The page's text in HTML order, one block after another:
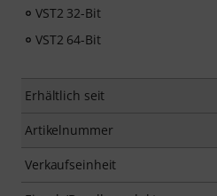
VST2 32-Bit
VST2 64-Bit
Erhältlich seit
Artikelnummer
Verkaufseinheit